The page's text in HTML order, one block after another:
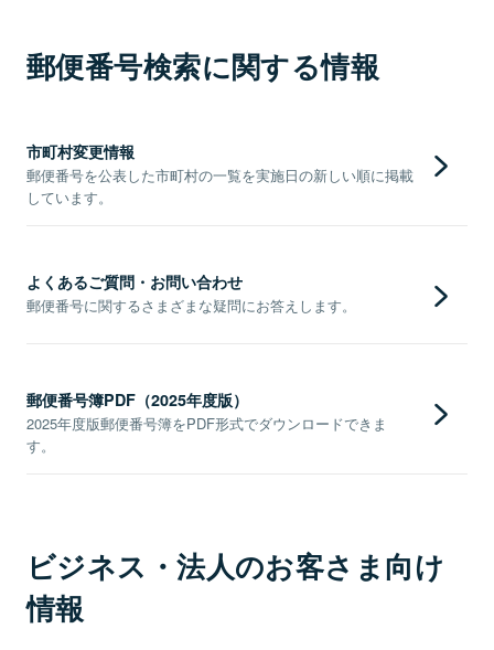
郵便番号検索に関する情報
市町村変更情報
郵便番号を公表した市町村の一覧を実施日の新しい順に掲載
しています。
よくあるご質問・お問い合わせ
郵便番号に関するさまざまな疑問にお答えします。
郵便番号簿PDF（2025年度版）
2025年度版郵便番号簿をPDF形式でダウンロードできま
す。
ビジネス・法人のお客さま向け
情報